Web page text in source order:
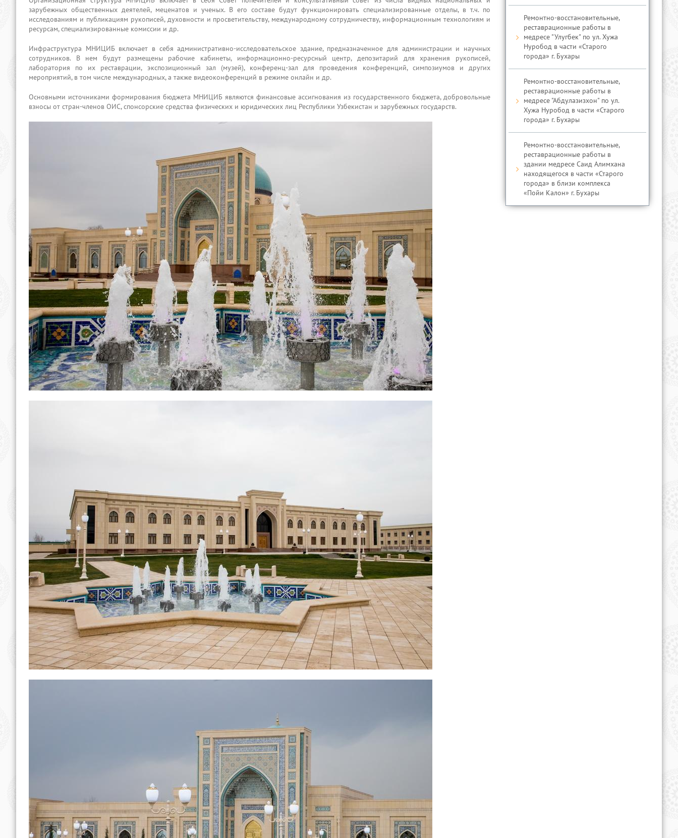
Главный специалист ОТКБахриев.Ш.Д
зарубежных общественных деятелей, меценатов и ученых. В его составе будут функционировать специализированные отделы, в т.ч. по
исследованиям и публикациям рукописей, духовности и просветительству, международному сотрудничеству, информационным технологиям и
ресурсам, специализированные комиссии и др.
Инфраструктура МНИЦИБ включает в себя административно-исследовательское здание, предназначенное для администрации и научных
сотрудников. В нем будут размещены рабочие кабинеты, информационно-ресурсный центр, депозитарий для хранения рукописей,
лаборатория по их реставрации, экспозиционный зал (музей), конференц-зал для проведения конференций, симпозиумов и других
мероприятий, в том числе международных, а также видеоконференций в режиме онлайн и др.
Основными источниками формирования бюджета МНИЦИБ являются финансовые ассигнования из государственного бюджета, добровольные
взносы от стран-членов ОИС, спонсорские средства физических и юридических лиц Республики Узбекистан и зарубежных государств.
Ремонтно-восстановительные,
реставрационные работы в
медресе "Улугбек" по ул. Хужа
Нуробод в части «Старого
города» г. Бухары
Ремонтно-восстановительные,
реставрационные работы в
медресе "Абдулазизхон" по ул.
Хужа Нуробод в части «Старого
города» г. Бухары
Ремонтно-восстановительные,
реставрационные работы в
здании медресе Саид Алимхана
находящегося в части «Старого
города» в близи комплекса
«Пойи Калон» г. Бухары